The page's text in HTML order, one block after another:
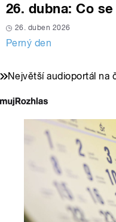
26. dubna: Co
26. duben 2026
Perný den
Největší audioportál na